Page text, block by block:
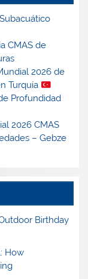
CMAS de
2026 de
Turquía
Profundidad
2026 CMAS
– Gebze
Birthday
How